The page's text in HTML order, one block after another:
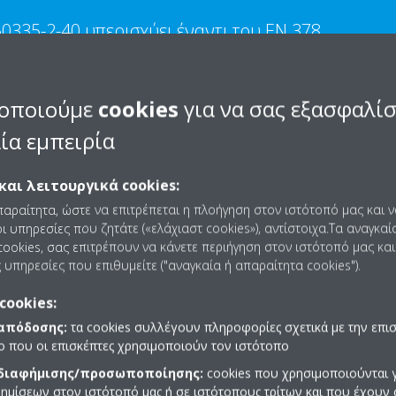
2-40 υπερισχύει έναντι του EN 378.
: «Τα πρότυπα οικογενειών προϊόντων που αφορούν την ασφάλεια των
που καλύπτουν το ίδιο αντικείμενο.»
2-40: «Αυτό το τμήμα του IEC 60335 πραγματεύεται την ασφάλεια
καθαριότητας και των συστημάτων κλιματισμού, που
(με ή χωρίς συμπιεστές με μοτέρ), θερμοηλεκτρκές αντλίες
μεγαλύτερη από 300 V για μονοφασικές συσκευές και 600 V για
6 Ποιότητα του ψυκτικού μέσου: Όπου τα πρότυπα προϊόντων
προϊόντων αφορούν τα όρια ποσοτήτων ψυκτικών μέσων, αυτές
cookies για να σας
εμπειρία
λειτουργικά cookies:
ώστε να επιτρέπεται η πλοήγηση στον ιστότοπό μας και
υπηρεσίες που ζητάτε («ελάχιαστ cookies»), αντίστοιχα.Τα
σας επιτρέπουν να κάνετε περιήγηση στον ιστότοπό μας
υπηρεσίες που επιθυμείτε ("αναγκαία ή απαραίτητα cookies").
τα cookies συλλέγουν πληροφορίες σχετικά με την
που οι επισκέπτες χρησιμοποιούν τον ιστότοπο
προσωποποίησης: cookies που χρησιμοποιούνται
στον ιστότοπό μας ή σε ιστότοπους τρίτων και που έχουν